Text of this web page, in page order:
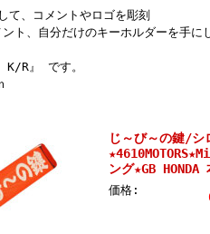
て、コメントやロゴを彫刻
ト、自分だけのキーホルダーを手に
R』 です。
じ～び～の鍵/シ
ング★GB
価格: